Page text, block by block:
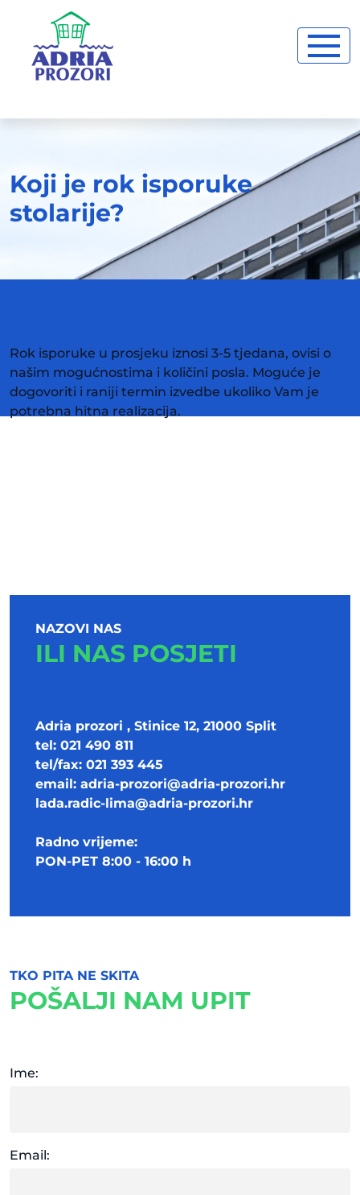
Koji je rok isporuke
stolarije?
Rok isporuke u prosjeku iznosi 3-5 tjedana, ovisi o
našim mogućnostima i količini posla. Moguće je
dogovoriti i raniji termin izvedbe ukoliko Vam je
potrebna hitna realizacija.
NAZOVI NAS
ILI NAS POSJETI
Adria prozori , Stinice 12, 21000 Split
tel: 021 490 811
tel/fax: 021 393 445
email: adria-prozori@adria-prozori.hr
lada.radic-lima@adria-prozori.hr
Radno vrijeme:
PON-PET 8:00 - 16:00 h
TKO PITA NE SKITA
POŠALJI NAM UPIT
Ime:
Email: